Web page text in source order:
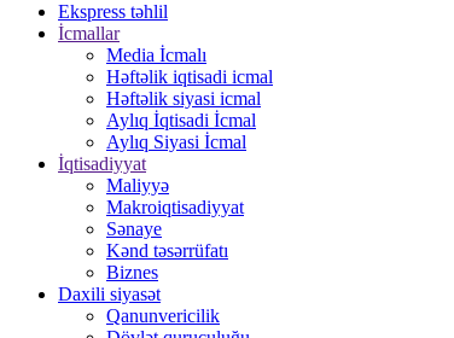
Ekspress təhlil
İcmallar
Media İcmalı
Həftəlik iqtisadi icmal
Həftəlik siyasi icmal
Aylıq İqtisadi İcmal
Aylıq Siyasi İcmal
İqtisadiyyat
Maliyyə
Makroiqtisadiyyat
Sənaye
Kənd təsərrüfatı
Biznes
Daxili siyasət
Qanunvericilik